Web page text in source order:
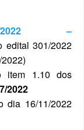
2022 –
edital 301/2022
item 1.10 dos
2022
dia 16/11/2022